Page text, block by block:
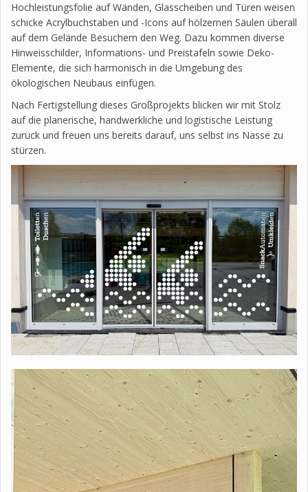
Hochleistungsfolie auf Wänden, Glasscheiben und Türen weisen
schicke Acrylbuchstaben und -Icons auf hölzernen Säulen überall
auf dem Gelände Besuchern den Weg. Dazu kommen diverse
Hinweisschilder, Informations- und Preistafeln sowie Deko-
Elemente, die sich harmonisch in die Umgebung des
ökologischen Neubaus einfügen.
Nach Fertigstellung dieses Großprojekts blicken wir mit Stolz
auf die planerische, handwerkliche und logistische Leistung
zurück und freuen uns bereits darauf, uns selbst ins Nasse zu
stürzen.